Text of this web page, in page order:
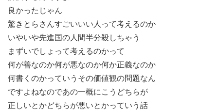
良かったじゃん
驚きとらさんすごいいい人って考えるのか
いやいや先進国の人間半分殺しちゃう
まずいでしょって考えるのかって
何が善なのか何が悪なのか何か正義なのか
何書くのかっていうその価値観の問題なん
ですよねなのであの一概にこうどちらが
正しいとかどちらが悪いとかっていう話